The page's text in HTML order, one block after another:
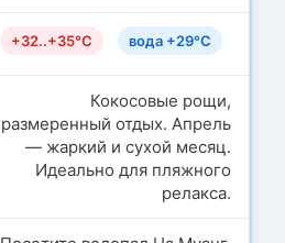
+32..+35°C вода +29°C
Кокосовые рощи,
размеренный отдых. Апрель
— жаркий и сухой месяц.
Идеально для пляжного
релакса.